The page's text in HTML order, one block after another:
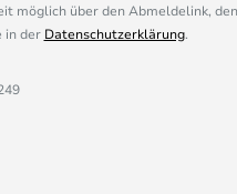
möglich über den Abmeldelink,
in der Datenschutzerklärung.